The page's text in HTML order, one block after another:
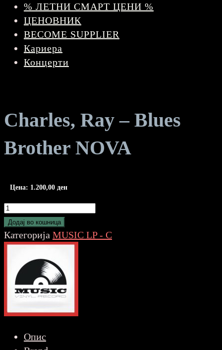
% ЛЕТНИ СМАРТ ЦЕНИ %
ЦЕНОВНИК
BECOME SUPPLIER
Кариера
Концерти
Charles, Ray – Blues
Brother NOVA
Цена: 1.200,00 ден
Charles,
Ray
-
Blues
Brother
NOVA
количина
Додај во кошница
Категорија MUSIC LP - C
Опис